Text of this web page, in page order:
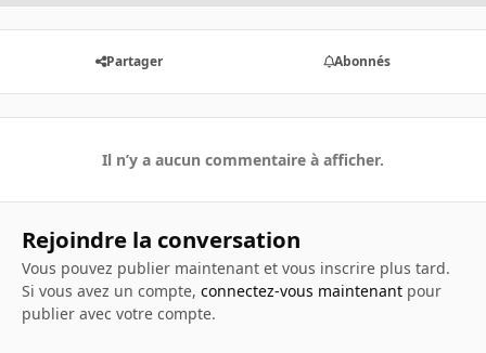
Partager Abonnés
Il n’y a aucun commentaire à afficher.
Rejoindre la conversation
Vous pouvez publier maintenant et vous inscrire plus tard.
Si vous avez un compte, connectez-vous maintenantpour
publier avec votre compte.